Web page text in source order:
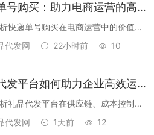
快递单号购买：助力电商运营的高效解决方案
快递单号购买在电商运营中的价值，
性、物流优化、客户体验提升等方
代发网 22小时前 10
礼品代发平台如何助力企业高效运营？揭秘三大核心优势
礼品代发平台在供应链、成本控制、
等方面的优势，为企业提供降本增效
代发网 1天前 12